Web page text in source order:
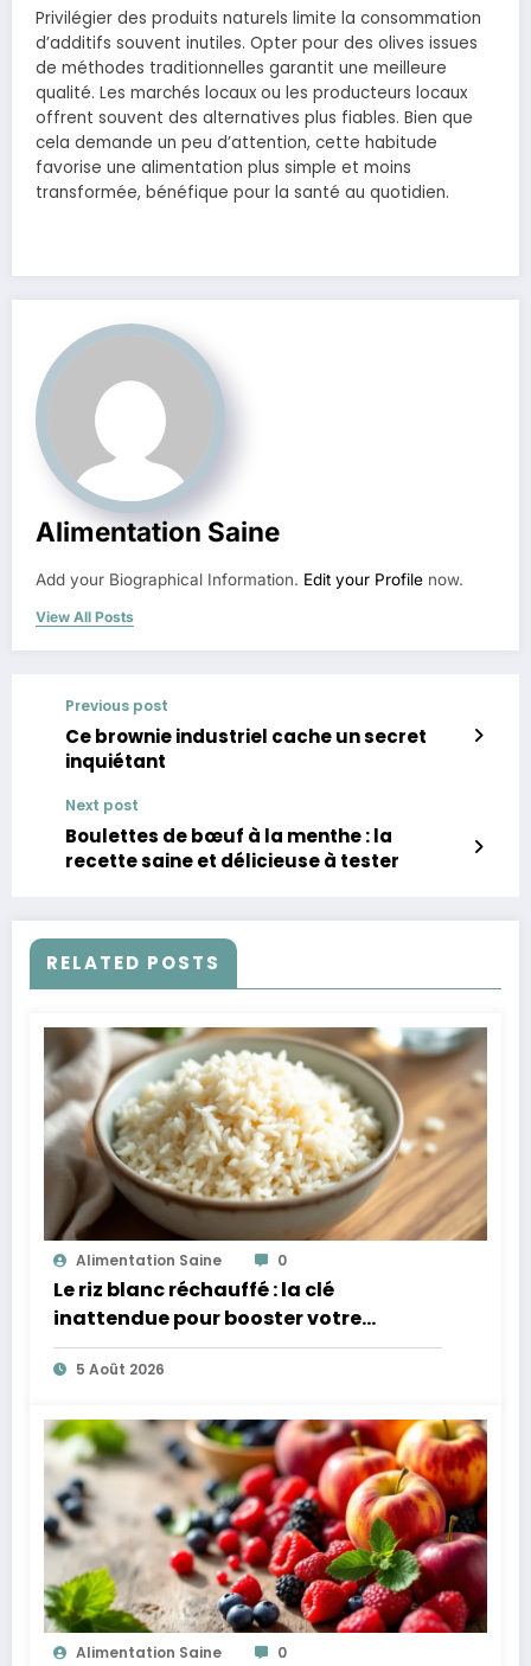
Privilégier des produits naturels limite la consommation
d’additifs souvent inutiles. Opter pour des olives issues
de méthodes traditionnelles garantit une meilleure
qualité. Les marchés locaux ou les producteurs locaux
offrent souvent des alternatives plus fiables. Bien que
cela demande un peu d’attention, cette habitude
favorise une alimentation plus simple et moins
transformée, bénéfique pour la santé au quotidien.
Alimentation Saine
Add your Biographical Information. Edit your Profile now.
View All Posts
Previous post
Ce brownie industriel cache un secret
inquiétant
Next post
Boulettes de bœuf à la menthe : la
recette saine et délicieuse à tester
RELATED POSTS
Alimentation Saine 0
Le riz blanc réchauffé : la clé
inattendue pour booster votre
microbiote
5 Août 2026
Alimentation Saine 0